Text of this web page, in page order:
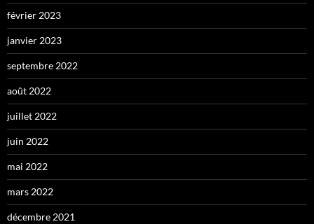
février 2023
janvier 2023
septembre 2022
août 2022
juillet 2022
juin 2022
mai 2022
mars 2022
décembre 2021